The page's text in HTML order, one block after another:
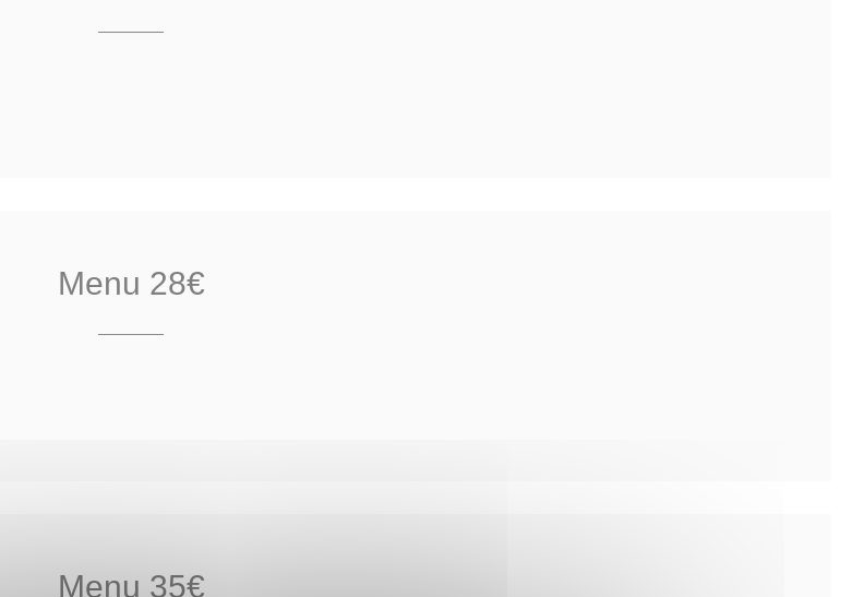
Menu 28€
Menu 35€